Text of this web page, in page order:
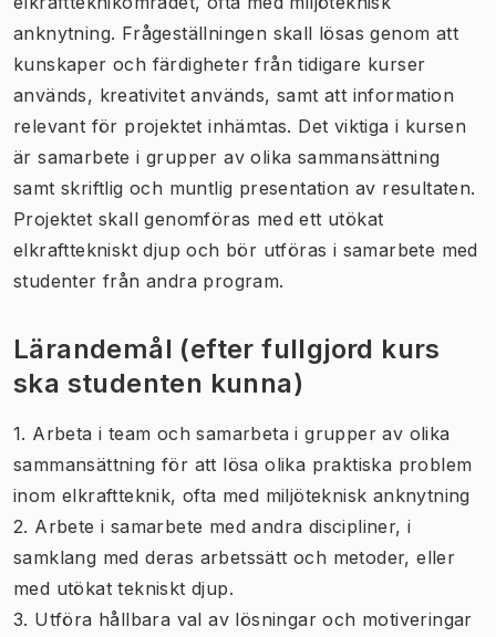
anknytning. Frågeställningen skall lösas genom att
kunskaper och färdigheter från tidigare kurser
används, kreativitet används, samt att information
relevant för projektet inhämtas. Det viktiga i kursen
är samarbete i grupper av olika sammansättning
samt skriftlig och muntlig presentation av resultaten.
Projektet skall genomföras med ett utökat
elkrafttekniskt djup och bör utföras i samarbete med
studenter från andra program.
Lärandemål (efter fullgjord kurs
ska studenten kunna)
1. Arbeta i team och samarbeta i grupper av olika
sammansättning för att lösa olika praktiska problem
inom elkraftteknik, ofta med miljöteknisk anknytning
2. Arbete i samarbete med andra discipliner, i
samklang med deras arbetssätt och metoder, eller
med utökat tekniskt djup.
3. Utföra hållbara val av lösningar och motiveringar